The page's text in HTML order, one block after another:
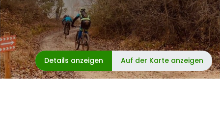
Details anzeigen Auf der Karte anzeigen